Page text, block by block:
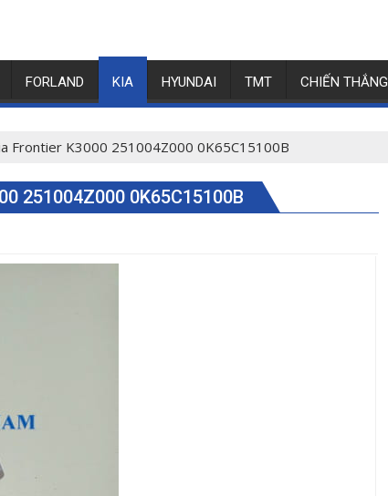
FORLAND KIA HYUNDAI TMT CHIẾN THẮNG
Frontier K3000 251004Z000 0K65C15100B
251004Z000 0K65C15100B